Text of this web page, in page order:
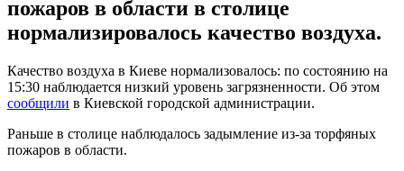
пожаров в области в столице
нормализировалось качество воздуха.
Качество воздуха в Киеве нормализовалось: по состоянию на
15:30 наблюдается низкий уровень загрязненности. Об этом
сообщили в Киевской городской администрации.
Раньше в столице наблюдалось задымление из-за торфяных
пожаров в области.